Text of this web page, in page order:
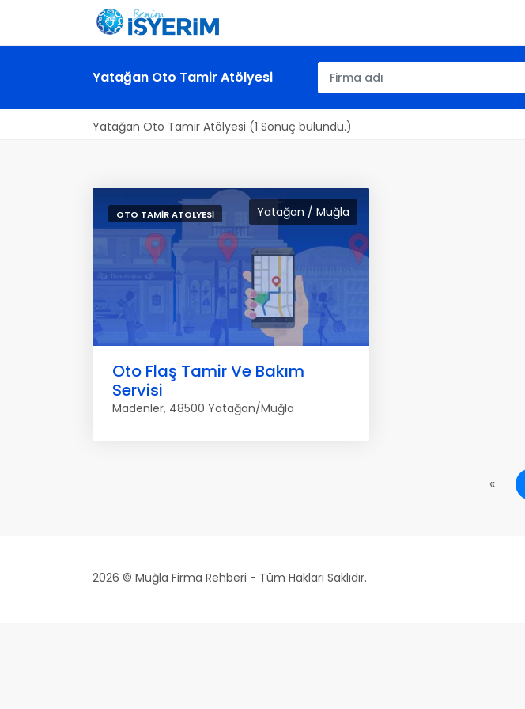
Yatağan Oto Tamir Atölyesi
Yatağan Oto Tamir Atölyesi (1 Sonuç bulundu.)
Yatağan / Muğla
OTO TAMIR ATÖLYESI
Oto Flaş Tamir Ve Bakım
Servisi
Madenler, 48500 Yatağan/Muğla
«
2026 © Muğla Firma Rehberi - Tüm Hakları Saklıdır.